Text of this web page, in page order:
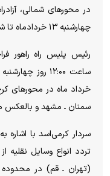
در محور‌های شمالی،
چهارشنبه ۱۳ خردادماه تا شنبه ۱۶ خردادماه اجرا خواهد شد.
رئیس پلیس راه راهور
خرداد ماه در محور‌های
سمنان ـ مشهد و بالعکس
سردار کرمی‌اسد با
تردد انواع وسایل نقلیه
(تهران ـ قم) در